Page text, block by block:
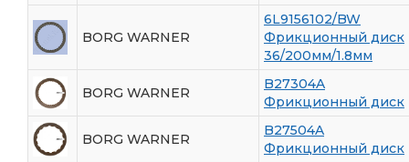
BORG WARNER
6L9156102/BW
Фрикционный диск
36/200мм/1.8мм
BORG WARNER
B27304A
Фрикционный диск
BORG WARNER
B27504A
Фрикционный диск